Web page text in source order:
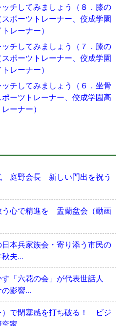
チしてみましょう（８．膝の
ポーツトレーナー、佼成学園
レーナー）
チしてみましょう（７．膝の
ポーツトレーナー、佼成学園
レーナー）
チしてみましょう（６．坐骨
ーツトレーナー、佼成学園高
ーナー）
庭野会長 新しい門出を祝う
う心で精進を 盂蘭盆会（動画
日本兵家族会・寄り添う市民の
夫...
「六花の会」が代表世話人
影響...
）で閉塞感を打ち破る！ ビジ
家...